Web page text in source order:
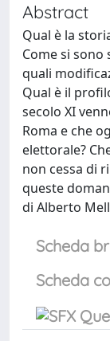
Abstract
Qual è la
Come si sono
quali
Qual è il
secolo XI
Roma e che
elettorale?
non cessa di
queste
di Alberto
Scheda
Scheda